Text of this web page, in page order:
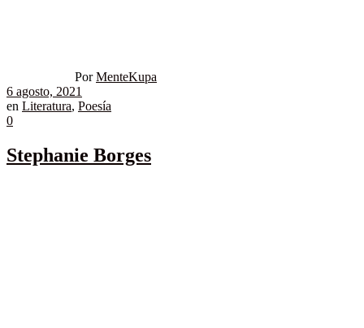
Por MenteKupa
6 agosto, 2021
en Literatura, Poesía
0
Stephanie Borges